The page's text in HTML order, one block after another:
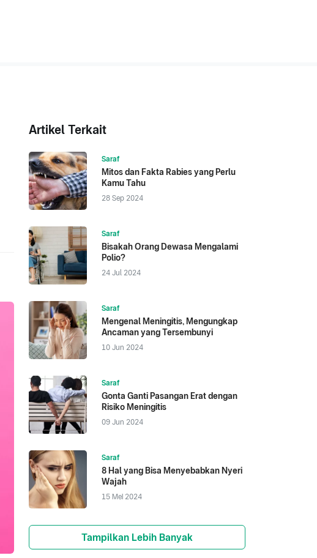
Artikel Terkait
Saraf
Mitos dan Fakta Rabies yang Perlu
Kamu Tahu
28 Sep 2024
Saraf
Bisakah Orang Dewasa Mengalami
Polio?
24 Jul 2024
Saraf
Mengenal Meningitis, Mengungkap
Ancaman yang Tersembunyi
10 Jun 2024
Saraf
Gonta Ganti Pasangan Erat dengan
Risiko Meningitis
09 Jun 2024
Saraf
8 Hal yang Bisa Menyebabkan Nyeri
Wajah
15 Mei 2024
Tampilkan Lebih Banyak